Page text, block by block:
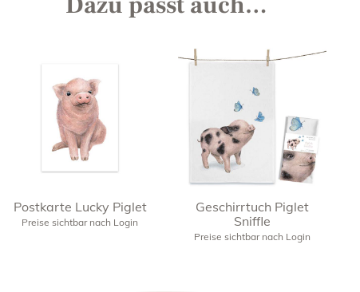
Postkarte Lucky Piglet
Preise sichtbar nach Login
Geschirrtuch Piglet
Sniffle
Preise sichtbar nach Login